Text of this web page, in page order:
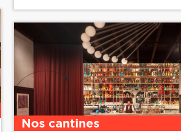
Nos cantines